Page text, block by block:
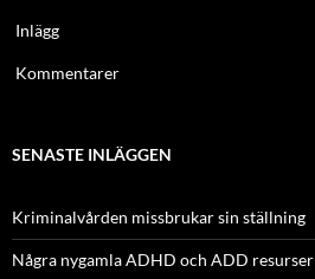
Inlägg
Kommentarer
SENASTE INLÄGGEN
Kriminalvården missbrukar sin ställning
Några nygamla ADHD och ADD resurser